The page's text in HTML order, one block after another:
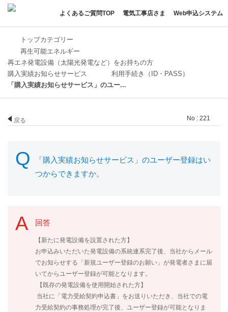
よくあるご質問TOP 電気工事店さま Web申込システム
トップカテゴリー
再生可能エネルギー
再エネ発電設備（太陽光発電など）をお持ちの方
購入実績お知らせサービス
利用手続き（ID・PASS）
「購入実績お知らせサービス」のユー...
戻る No : 221
「購入実績お知らせサービス」のユーザー登録はい
つからできますか。
回答
【新たに発電設備を設置された方】
お申込みいただいた発電設備の系統連系完了後、当社からメール
でお知らせする「新規ユーザー登録のお願い」が発電者さまに届
いてからユーザー登録が可能となります。
【既存の発電設備を使用開始された方】
当社に「電力受給契約申込書」をお送りいただき、当社での電
力受給契約の事務処理が完了後、ユーザー登録が可能となりま